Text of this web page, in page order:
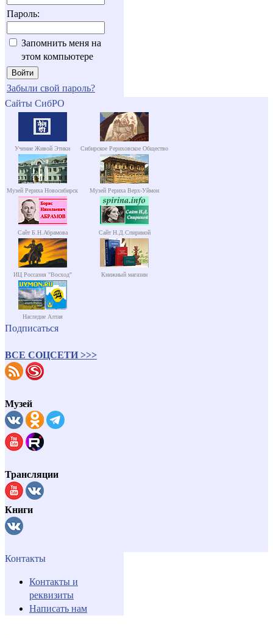
Пароль:
Запомнить меня на
этом компьютере
Забыли свой пароль?
Сайты СибРО
Учение Живой Этики Сибирское Рериховское Общество
Музей Рериха Новосибирск Музей Рериха Верх-Уймон
Сайт Б.Н.Абрамова Сайт Н.Д.Спириной
ИЦ Россазия "Восход" Книжный магазин
Наследие Алтая
Подписаться
ВСЕ СОЦСЕТИ >>>
Музей
Трансляции
Книги
Контакты
Контакты и
реквизиты
Написать нам